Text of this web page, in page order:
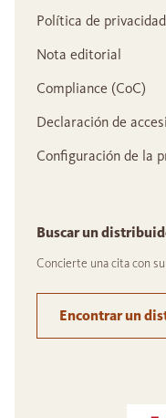
Política de
Nota editorial
Compliance (CoC)
Declaración de
Configuración de la
Buscar un
Concierte una cita con
Encontrar un